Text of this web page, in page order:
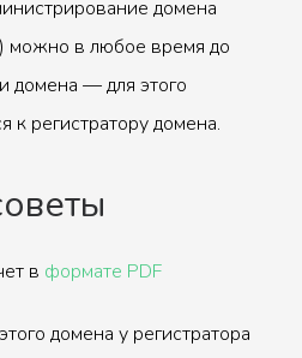
домена
можно в любое время до
домена — для этого
к регистратору домена.
в формате PDF
домена у регистратора